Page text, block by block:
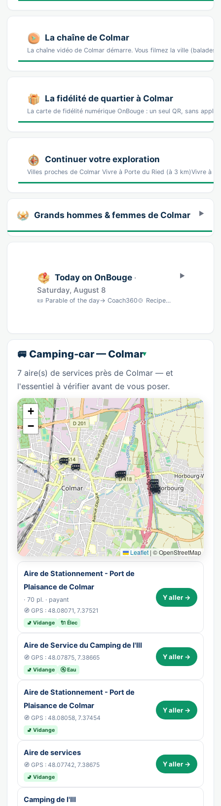
La chaîne de Colmar
La chaîne vidéo de Colmar démarre. Vous filmez la ville
La fidélité de quartier à Colmar
La carte de fidélité numérique OnBouge : un seul QR, sans appli
Continuer votre exploration
Villes proches de Colmar Vivre à Porte du Ried (à 3 km)Vivre à
Grands hommes & femmes de Colmar
Today on OnBouge ·
Saturday, August 8
📜 Parable of the day→ Coach360🍲 Recipe of the dayBurger au Bleu d'Auvergne Version Healt…
🚐 Camping-car — Colmar
7 aire(s) de services près de Colmar — et
l'essentiel à vérifier avant de vous poser.
🚐
🚐
🚐
🚐
🚐
🚐
🚐
+
−
Leaflet | © OpenStreetMap
Aire de Stationnement - Port de
Plaisance de Colmar
· 70 pl. · payant
🧭 GPS : 48.08071, 7.37521
🚽 Vidange 🔌 Élec
Y aller →
Aire de Service du Camping de l'Ill
🧭 GPS : 48.07875, 7.38665
🚽 Vidange 🚰 Eau
Y aller →
Aire de Stationnement - Port de
Plaisance de Colmar
🧭 GPS : 48.08058, 7.37454
🚽 Vidange
Y aller →
Aire de services
🧭 GPS : 48.07742, 7.38675
🚽 Vidange
Y aller →
Camping de l'Ill